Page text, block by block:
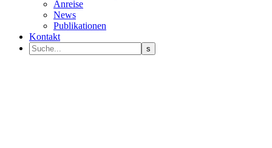
Anreise
News
Publikationen
Kontakt